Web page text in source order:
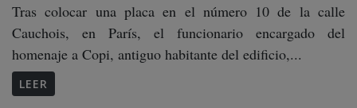
Tras colocar una placa en el número 10 de la calle
Cauchois, en París, el funcionario encargado del
homenaje a Copi, antiguo habitante del edificio,...
LEER